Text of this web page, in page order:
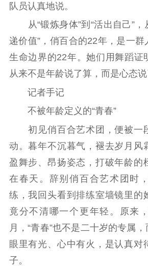
队员认真地说。
从“锻炼身体”到“活出自己”，
递价值”，俏百合的22年，是一
生命边界的22年。她们用舞蹈证
从来不是年龄说了算，而是心态说
记者手记
不被年龄定义的“青春”
初见俏百合艺术团，便被一
动。暮年不沉暮气，褪去岁月风
盈舞步、昂扬姿态，打破年龄的
在春天。辞别俏百合艺术团时
练，我回头看到排练室墙镜里的
竟分不清哪一个更年轻。原来
月，“青春”也不是二十岁的专属
眼里有光、心中有火，是认真对
子。